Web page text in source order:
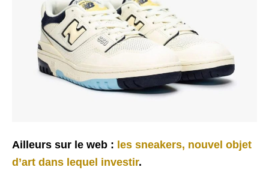
Ailleurs sur le web : les sneakers, nouvel objet
d’art dans lequel investir.